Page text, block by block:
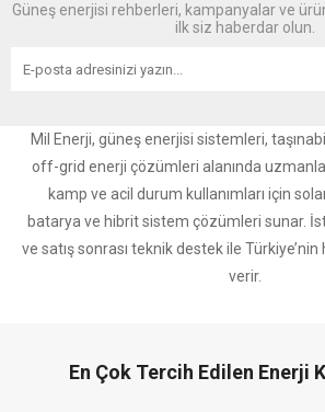
Güneş enerjisi rehberleri, kampanyalar ve
ilk siz haberdar olun.
Mil Enerji, güneş enerjisi sistemleri,
off-grid enerji çözümleri alanında
kamp ve acil durum kullanımları için
batarya ve hibrit sistem çözümleri sunar.
ve satış sonrası teknik destek ile
verir.
En Çok Tercih Edilen Enerji